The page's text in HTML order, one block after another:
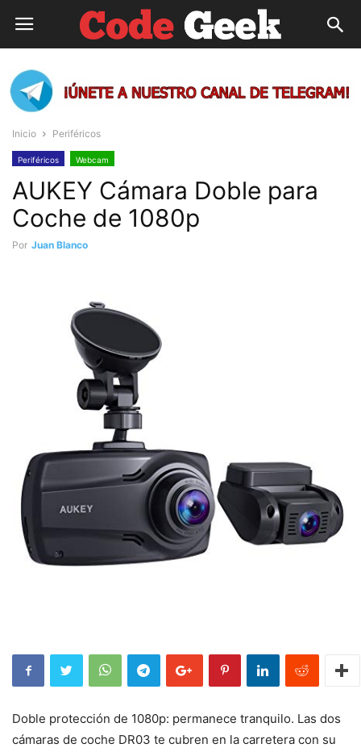
Inicio Periféricos
Periféricos Webcam
AUKEY Cámara Doble para
Coche de 1080p
Por Juan Blanco
Doble protección de 1080p: permanece tranquilo. Las dos
cámaras de coche DR03 te cubren en la carretera con su